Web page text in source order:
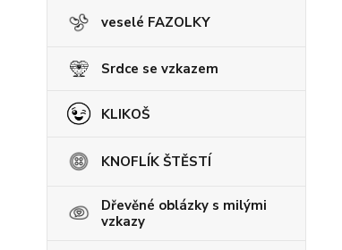
veselé FAZOLKY
Srdce se vzkazem
KLIKOŠ
KNOFLÍK ŠTĚSTÍ
Dřevěné oblázky s milými
vzkazy